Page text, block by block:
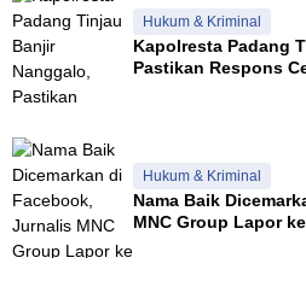
Hukum & Kriminal
Kapolresta Padang
Pastikan Respons
Hukum & Kriminal
Nama Baik
MNC Group Lapor